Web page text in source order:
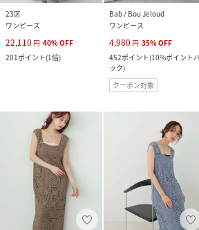
23区
ワンピース
22,110 円 40%OFF
201ポイント(1倍)
Bab / Bou Jeloud
ワンピース
4,980 円 35%OFF
452ポイント(10%ポイント
ック)
クーポン対象